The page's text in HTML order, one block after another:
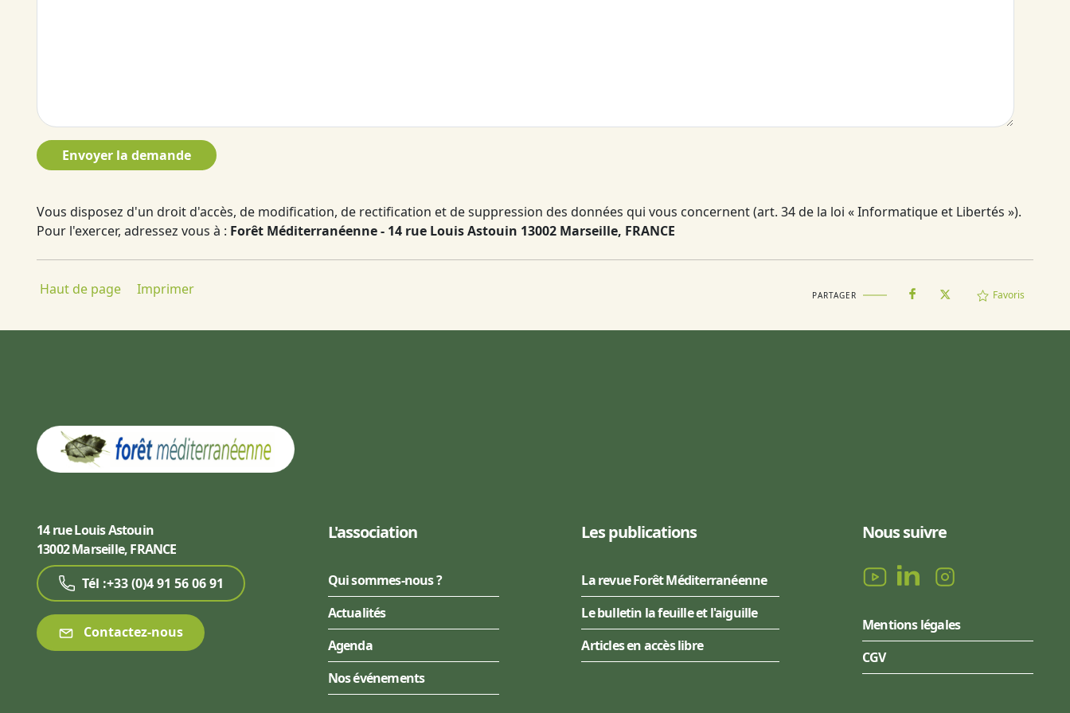
Envoyer la demande
Vous disposez d'un droit d'accès, de modification, de rectification et de suppression des données qui vous concernent (art. 34 de la loi « Informatique et Libertés »).
Pour l'exercer, adressez vous à : Forêt Méditerranéenne - 14 rue Louis Astouin 13002 Marseille, FRANCE
Haut de page Imprimer PARTAGER Favoris
14 rue Louis Astouin
13002 Marseille, FRANCE
Tél :+33 (0)4 91 56 06 91
Contactez-nous
L'association
Qui sommes-nous ?
Actualités
Agenda
Nos événements
Les publications
La revue Forêt Méditerranéenne
Le bulletin la feuille et l'aiguille
Articles en accès libre
Nous suivre
Mentions légales
CGV